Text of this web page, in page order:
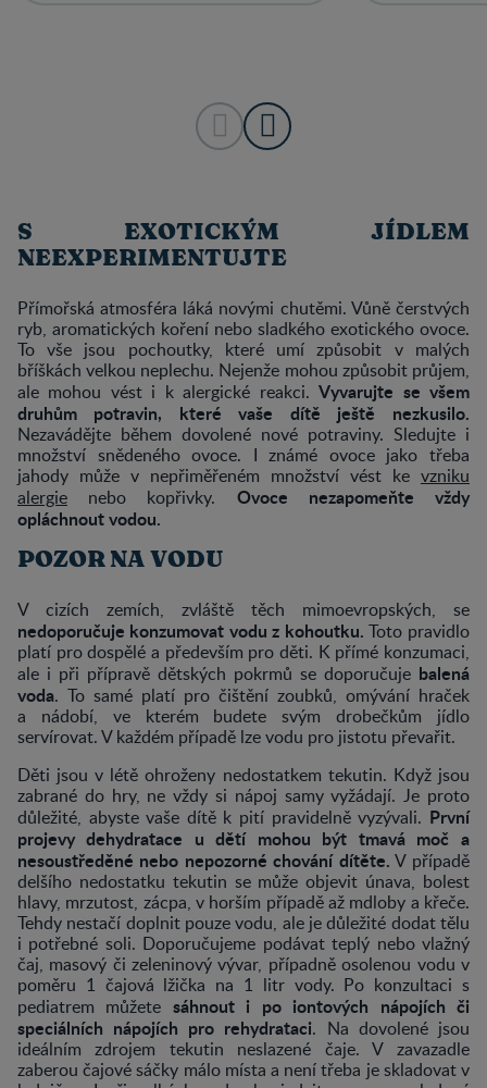
S EXOTICKÝM JÍDLEM
NEEXPERIMENTUJTE
Přímořská atmosféra láká novými chutěmi. Vůně čerstvých
ryb, aromatických koření nebo sladkého exotického ovoce.
To vše jsou pochoutky, které umí způsobit v malých
bříškách velkou neplechu. Nejenže mohou způsobit průjem,
ale mohou vést i k alergické reakci.Vyvarujte se všem
druhům potravin, které vaše dítě ještě nezkusilo.
Nezavádějte během dovolené nové potraviny. Sledujte i
množství snědeného ovoce. I známé ovoce jako třeba
jahody může v nepřiměřeném množství vést ke vzniku
alergie nebo kopřivky. Ovoce nezapomeňte vždy
opláchnout vodou.
POZOR NA VODU
V cizích zemích, zvláště těch mimoevropských, se
nedoporučuje konzumovat vodu z kohoutku.Toto pravidlo
platí pro dospělé a především pro děti. K přímé konzumaci,
ale i při přípravě dětských pokrmů se doporučuje balená
voda. To samé platí pro čištění zoubků, omývání hraček
a nádobí, ve kterém budete svým drobečkům jídlo
servírovat. V každém případě lze vodu pro jistotu převařit.
Děti jsou v létě ohroženy nedostatkem tekutin. Když jsou
zabrané do hry, ne vždy si nápoj samy vyžádají. Je proto
důležité, abyste vaše dítě k pití pravidelně vyzývali. První
projevy dehydratace u dětí mohou být tmavá moč a
nesoustředěné nebo nepozorné chování dítěte. V případě
delšího nedostatku tekutin se může objevit únava, bolest
hlavy, mrzutost, zácpa, v horším případě až mdloby a křeče.
Tehdy nestačí doplnit pouze vodu, ale je důležité dodat tělu
i potřebné soli. Doporučujeme podávat teplý nebo vlažný
čaj, masový či zeleninový vývar, případně osolenou vodu v
poměru 1 čajová lžička na 1 litr vody. Po konzultaci s
pediatrem můžete sáhnout i po iontových nápojích či
speciálních nápojích pro rehydrataci. Na dovolené jsou
ideálním zdrojem tekutin neslazené čaje. V zavazadle
zaberou čajové sáčky málo místa a není třeba je skladovat v